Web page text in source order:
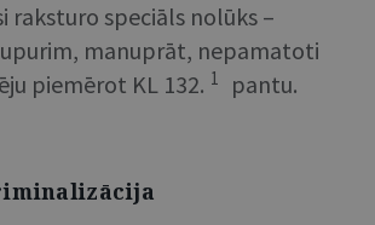
raksturo speciāls nolūks –
manuprāt, nepamatoti
piemērot KL 132. 1 pantu.